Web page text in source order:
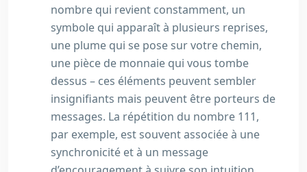
nombre qui revient constamment, un
symbole qui apparaît à plusieurs reprises,
une plume qui se pose sur votre chemin,
une pièce de monnaie qui vous tombe
dessus – ces éléments peuvent sembler
insignifiants mais peuvent être porteurs de
messages. La répétition du nombre 111,
par exemple, est souvent associée à une
synchronicité et à un message